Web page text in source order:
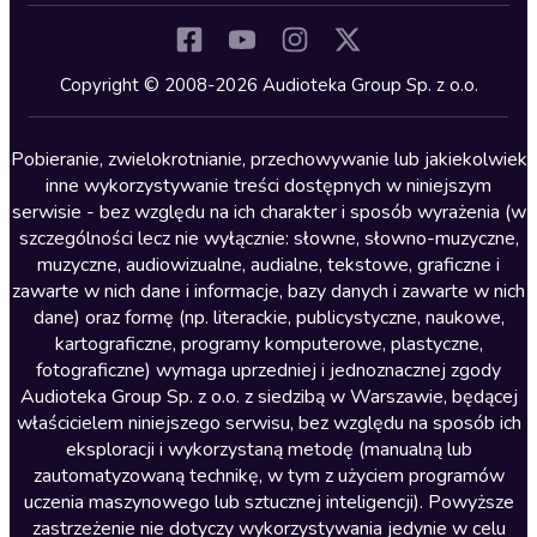
Kryminały
Lektury szkolne
Literatura anglojęzyczna
Literatura faktu
Literatura obyczajowa
Literatura piękna obca
Literatura piękna polska
Nagrania relaksacyjne
Nauka języków
Nauki humanistyczne
Podcasty i audycje
Polityka
Copyright © 2008-2026 Audioteka Group Sp. z o.o.
Pobieranie, zwielokrotnianie, przechowywanie lub jakiekolwiek
inne wykorzystywanie treści dostępnych w niniejszym
serwisie - bez względu na ich charakter i sposób wyrażenia (w
szczególności lecz nie wyłącznie: słowne, słowno-muzyczne,
muzyczne, audiowizualne, audialne, tekstowe, graficzne i
zawarte w nich dane i informacje, bazy danych i zawarte w nich
dane) oraz formę (np. literackie, publicystyczne, naukowe,
kartograficzne, programy komputerowe, plastyczne,
fotograficzne) wymaga uprzedniej i jednoznacznej zgody
Audioteka Group Sp. z o.o. z siedzibą w Warszawie, będącej
właścicielem niniejszego serwisu, bez względu na sposób ich
eksploracji i wykorzystaną metodę (manualną lub
zautomatyzowaną technikę, w tym z użyciem programów
uczenia maszynowego lub sztucznej inteligencji). Powyższe
zastrzeżenie nie dotyczy wykorzystywania jedynie w celu